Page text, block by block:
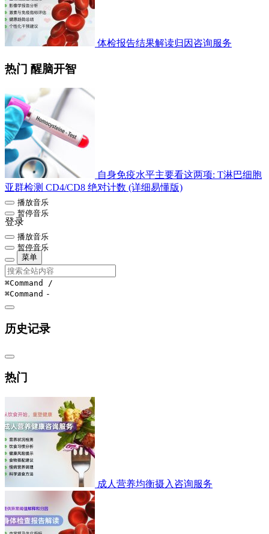
体检报告结果解读归因咨询服务
热门 醒脑开智
自身免疫水平主要看这两项: T淋巴细胞
亚群检测 CD4/CD8 绝对计数 (详细易懂版)
播放音乐
暂停音乐
登录
播放音乐
暂停音乐
菜单
⌘Command /
⌘Command -
历史记录
热门
成人营养均衡摄入咨询服务